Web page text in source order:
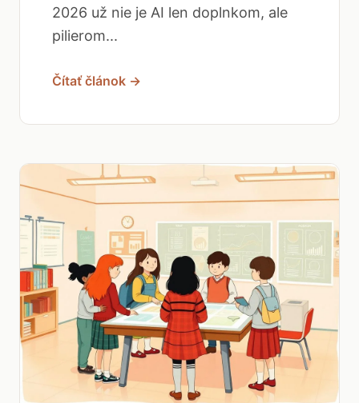
2026 už nie je AI len doplnkom, ale
pilierom...
Čítať článok →